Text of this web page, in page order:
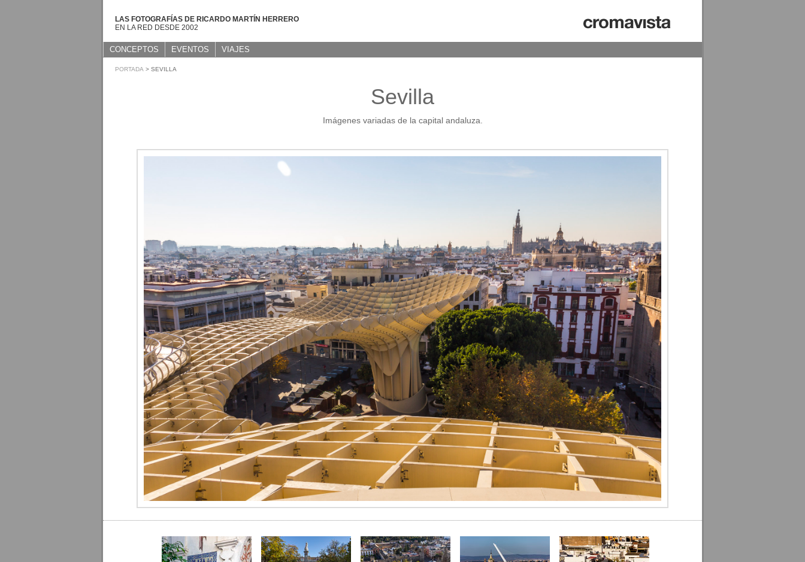
LAS FOTOGRAFÍAS DE RICARDO MARTÍN HERRERO
EN LA RED DESDE 2002
CONCEPTOS EVENTOS VIAJES
PORTADA > SEVILLA
Sevilla
Imágenes variadas de la capital andaluza.